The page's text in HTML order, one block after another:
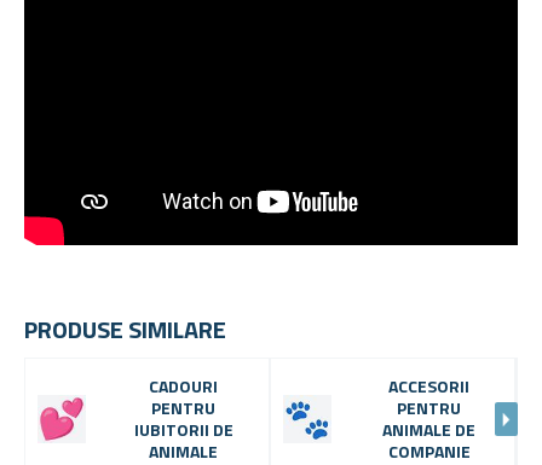
PRODUSE SIMILARE
CADOURI
PENTRU
IUBITORII DE
ANIMALE
ACCESORII
PENTRU
ANIMALE DE
COMPANIE